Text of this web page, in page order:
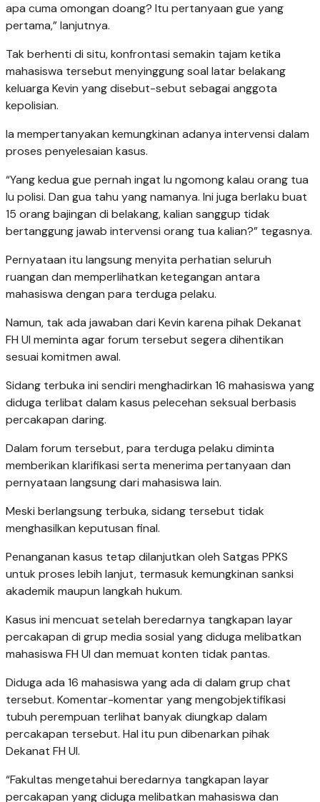
apa cuma omongan doang? Itu pertanyaan gue yang
pertama,” lanjutnya.
Tak berhenti di situ, konfrontasi semakin tajam ketika
mahasiswa tersebut menyinggung soal latar belakang
keluarga Kevin yang disebut-sebut sebagai anggota
kepolisian.
Ia mempertanyakan kemungkinan adanya intervensi dalam
proses penyelesaian kasus.
“Yang kedua gue pernah ingat lu ngomong kalau orang tua
lu polisi. Dan gua tahu yang namanya. Ini juga berlaku buat
15 orang bajingan di belakang, kalian sanggup tidak
bertanggung jawab intervensi orang tua kalian?” tegasnya.
Pernyataan itu langsung menyita perhatian seluruh
ruangan dan memperlihatkan ketegangan antara
mahasiswa dengan para terduga pelaku.
Namun, tak ada jawaban dari Kevin karena pihak Dekanat
FH UI meminta agar forum tersebut segera dihentikan
sesuai komitmen awal.
Sidang terbuka ini sendiri menghadirkan 16 mahasiswa yang
diduga terlibat dalam kasus pelecehan seksual berbasis
percakapan daring.
Dalam forum tersebut, para terduga pelaku diminta
memberikan klarifikasi serta menerima pertanyaan dan
pernyataan langsung dari mahasiswa lain.
Meski berlangsung terbuka, sidang tersebut tidak
menghasilkan keputusan final.
Penanganan kasus tetap dilanjutkan oleh Satgas PPKS
untuk proses lebih lanjut, termasuk kemungkinan sanksi
akademik maupun langkah hukum.
Kasus ini mencuat setelah beredarnya tangkapan layar
percakapan di grup media sosial yang diduga melibatkan
mahasiswa FH UI dan memuat konten tidak pantas.
Diduga ada 16 mahasiswa yang ada di dalam grup chat
tersebut. Komentar-komentar yang mengobjektifikasi
tubuh perempuan terlihat banyak diungkap dalam
percakapan tersebut. Hal itu pun dibenarkan pihak
Dekanat FH UI.
“Fakultas mengetahui beredarnya tangkapan layar
percakapan yang diduga melibatkan mahasiswa dan